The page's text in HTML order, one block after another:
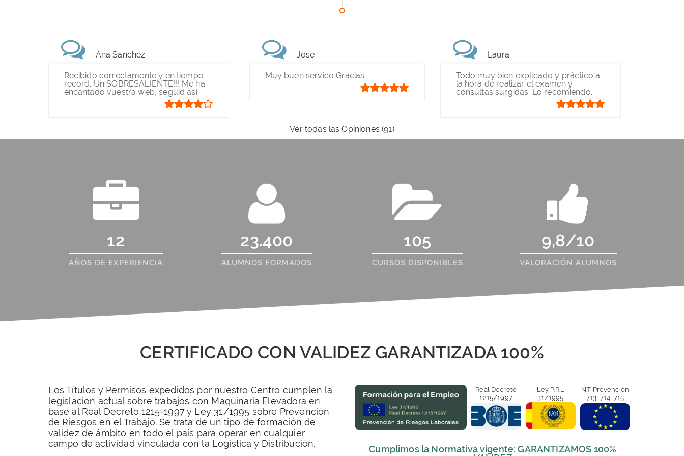
Ana Sanchez
Recibido correctamente y en tiempo
record. Un SOBRESALIENTE!!! Me ha
encantado vuestra web, seguid así.
Jose
Muy buen servico Gracias.
Laura
Todo muy bien explicado y práctico a
la hora de realizar el examen y
consultas surgidas. Lo recomiendo.
Ver todas las Opiniones (91)
12
AÑOS DE EXPERIENCIA
23.400
ALUMNOS FORMADOS
105
CURSOS DISPONIBLES
9,8/10
VALORACIÓN ALUMNOS
CERTIFICADO CON VALIDEZ GARANTIZADA 100%
Los Títulos y Permisos expedidos por nuestro Centro cumplen la
legislación actual sobre trabajos con Maquinaria Elevadora en
base al Real Decreto 1215-1997 y Ley 31/1995 sobre Prevención
de Riesgos en el Trabajo. Se trata de un tipo de formación de
validez de ámbito en todo el país para operar en cualquier
campo de actividad vinculada con la Logística y Distribución.
Real Decreto
1215/1997
Ley P.R.L
31/1995
N.T Prevención
713, 714, 715
Cumplimos la Normativa vigente: GARANTIZAMOS 100%